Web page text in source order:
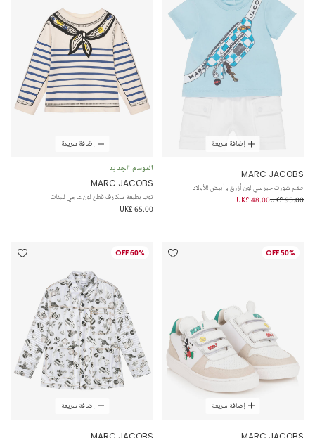
إضافة سريعة
MARC JACOBS
طقم شورت جيرسي لون أزرق وأبيض للأولاد
UK£ 95.00
UK£ 48.00
إضافة سريعة
الموسم الجديد
MARC JACOBS
توب بطبعة سكارف قطن لون عاجي للبنات
UK£ 65.00
50% OFF
إضافة سريعة
60% OFF
إضافة سريعة